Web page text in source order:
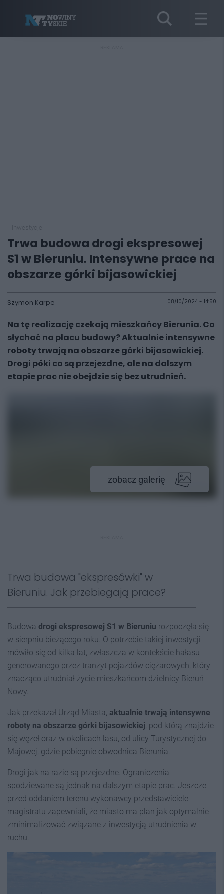
Trwa budowa drogi ekspresowej
S1 w Bieruniu. Intensywne prace na
obszarze górki bijasowickiej
Szymon Karpe 08/10/2024 - 14:50
Na tę realizację czekają mieszkańcy Bierunia. Co
słychać na placu budowy? Aktualnie intensywne
roboty trwają na obszarze górki bijasowickiej.
Drogi póki co są przejezdne, ale na dalszym
etapie prac nie obejdzie się bez utrudnień.
zobacz galerię
Trwa budowa "ekspresówki" w
Bieruniu. Jak przebiegają prace?
Budowa drogi ekspresowej S1 w Bieruniu rozpoczęła się
w sierpniu bieżącego roku. O potrzebie takiej inwestycji
mówiło się od kilka lat, zwłaszcza w kontekście hałasu
generowanego przez tranzyt pojazdów ciężarowych, który
znacząco utrudniał życie mieszkańcom dzielnicy Bieruń
Nowy.
Jak przekazał Urząd Miasta, aktualnie trwają intensywne
roboty na obszarze górki bijasowickiej, pod którą znajdzie
się węzeł oraz w okolicach lasu, od ulicy Turystycznej do
Majowej, gdzie pobiegnie obwodnica Bierunia.
Drogi jak na razie są przejezdne. Ograniczenia
spodziewane są jednak na dalszym etapie prac. Jeszcze
przed oddaniem terenu wykonawcy przedstawiciele
magistratu zapewniali, że miasto ma plan jak optymalnie
zminimalizować związane z inwestycją utrudnienia w
ruchu.